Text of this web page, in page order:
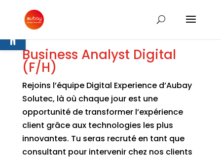
Business Analyst Digital
(F/H)
Rejoins l’équipe Digital Experience d’Aubay
Solutec, là où chaque jour est une
opportunité de transformer l’expérience
client grâce aux technologies les plus
innovantes. Tu seras recruté en tant que
consultant pour intervenir chez nos clients
Ouvrir la barre d’outils